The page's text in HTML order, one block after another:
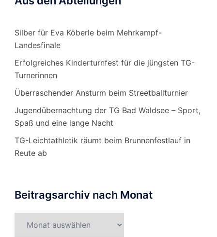
Silber für Eva Köberle beim Mehrkampf-
Landesfinale
Erfolgreiches Kinderturnfest für die jüngsten TG-
Turnerinnen
Überraschender Ansturm beim Streetballturnier
Jugendübernachtung der TG Bad Waldsee – Sport,
Spaß und eine lange Nacht
TG-Leichtathletik räumt beim Brunnenfestlauf in
Reute ab
Beitragsarchiv nach Monat
nach